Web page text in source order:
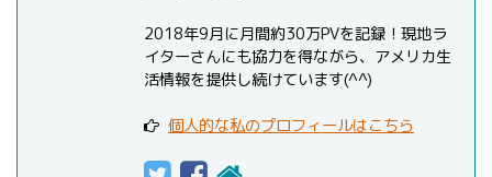
2018年9月に月間約30万PVを記録！現地ラ
イターさんにも協力を得ながら、アメリカ生
活情報を提供し続けています(^^)
個人的な私のプロフィールはこちら